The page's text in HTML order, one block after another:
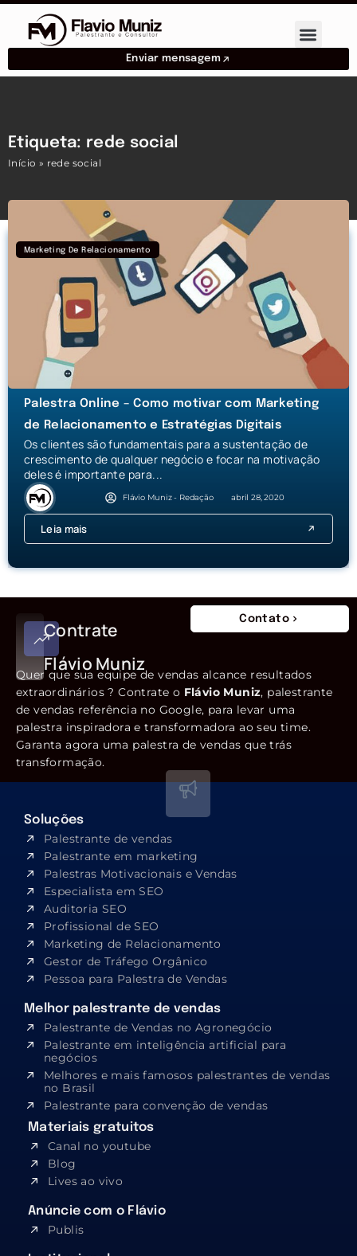
Enviar mensagem
Etiqueta: rede social
Início » rede social
Marketing De Relacionamento
Palestra Online – Como motivar com Marketing
de Relacionamento e Estratégias Digitais
Os clientes são fundamentais para a sustentação de
crescimento de qualquer negócio e focar na motivação
deles é importante para...
Flávio Muniz - Redação abril 28, 2020
Leia mais
Contrate
Flávio Muniz
Contato
Quer que sua equipe de vendas alcance resultados
extraordinários ? Contrate o Flávio Muniz, palestrante
de vendas referência no Google, para levar uma
palestra inspiradora e transformadora ao seu time.
Garanta agora uma palestra de vendas que trás
transformação.
Soluções
Palestrante de vendas
Palestrante em marketing
Palestras Motivacionais e Vendas
Especialista em SEO​
Auditoria SEO
Profissional de SEO
Marketing de Relacionamento
Gestor de Tráfego Orgânico
Pessoa para Palestra de Vendas
Melhor palestrante de vendas
Palestrante de Vendas no Agronegócio
Palestrante em inteligência artificial para
negócios
Melhores e mais famosos palestrantes de vendas
no Brasil
Palestrante para convenção de vendas
Materiais gratuitos
Canal no youtube
Blog
Lives ao vivo
Anúncie com o Flávio
Publis